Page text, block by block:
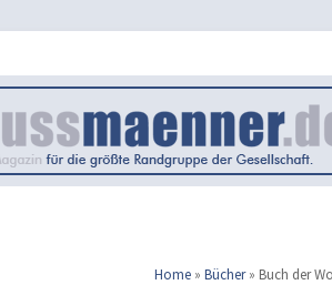
Home » Bücher » Buch der